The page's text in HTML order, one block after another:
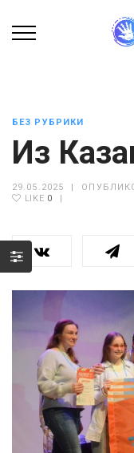
БЕЗ РУБРИКИ
Из
29.05.2025
LIKE 0